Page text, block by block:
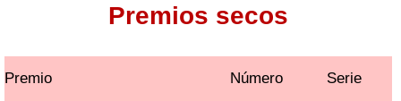
Premios secos
Premio Número Serie